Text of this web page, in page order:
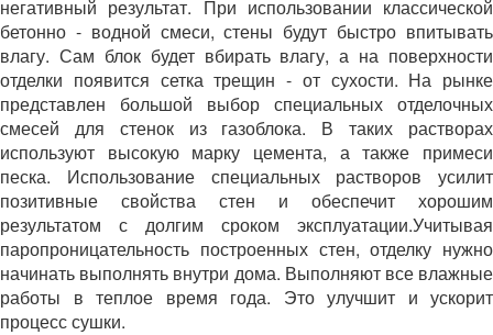
негативный результат. При использовании классической
бетонно - водной смеси, стены будут быстро впитывать
влагу. Сам блок будет вбирать влагу, а на поверхности
отделки появится сетка трещин - от сухости. На рынке
представлен большой выбор специальных отделочных
смесей для стенок из газоблока. В таких растворах
используют высокую марку цемента, а также примеси
песка. Использование специальных растворов усилит
позитивные свойства стен и обеспечит хорошим
результатом с долгим сроком эксплуатации.Учитывая
паропроницательность построенных стен, отделку нужно
начинать выполнять внутри дома. Выполняют все влажные
работы в теплое время года. Это улучшит и ускорит
процесс сушки.